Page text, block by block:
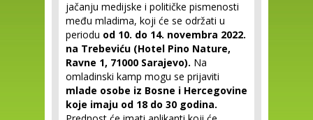
jačanju medijske i političke pismenosti
među mladima, koji će se održati u
periodu od 10. do 14. novembra 2022.
na Trebeviću (Hotel Pino Nature,
Ravne 1, 71000 Sarajevo). Na
omladinski kamp mogu se prijaviti
mlade osobe iz Bosne i Hercegovine
koje imaju od 18 do 30 godina.